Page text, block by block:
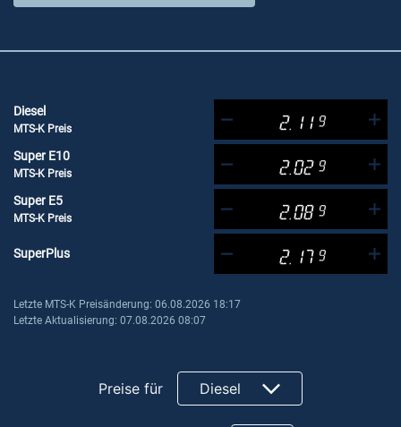
Diesel
MTS-K Preis 2.11 9
Super E10
MTS-K Preis 2.02 9
Super E5
MTS-K Preis 2.08 9
SuperPlus 2.17 9
Letzte MTS-K Preisänderung: 06.08.2026 18:17
Letzte Aktualisierung: 07.08.2026 08:07
Preise für Diesel